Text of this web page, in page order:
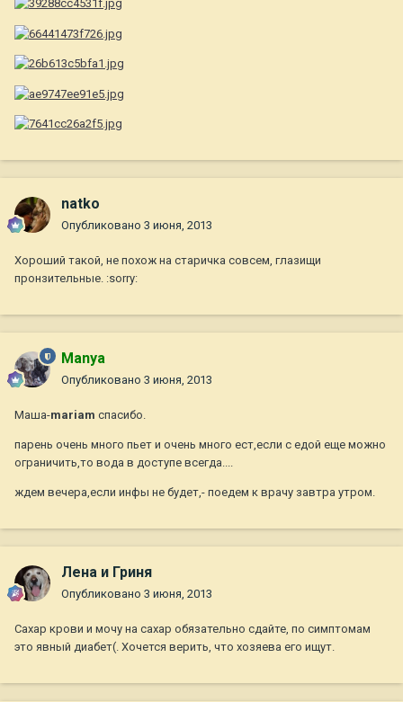
natko
Опубликовано 3 июня, 2013
Хороший такой, не похож на старичка совсем, глазищи
пронзительные. :sorry:
Manya
Опубликовано 3 июня, 2013
Маша-mariam спасибо.
парень очень много пьет и очень много ест,если с едой еще можно
ограничить,то вода в доступе всегда....
ждем вечера,если инфы не будет,- поедем к врачу завтра утром.
Лена и Гриня
Опубликовано 3 июня, 2013
Сахар крови и мочу на сахар обязательно сдайте, по симптомам
это явный диабет(. Хочется верить, что хозяева его ищут.